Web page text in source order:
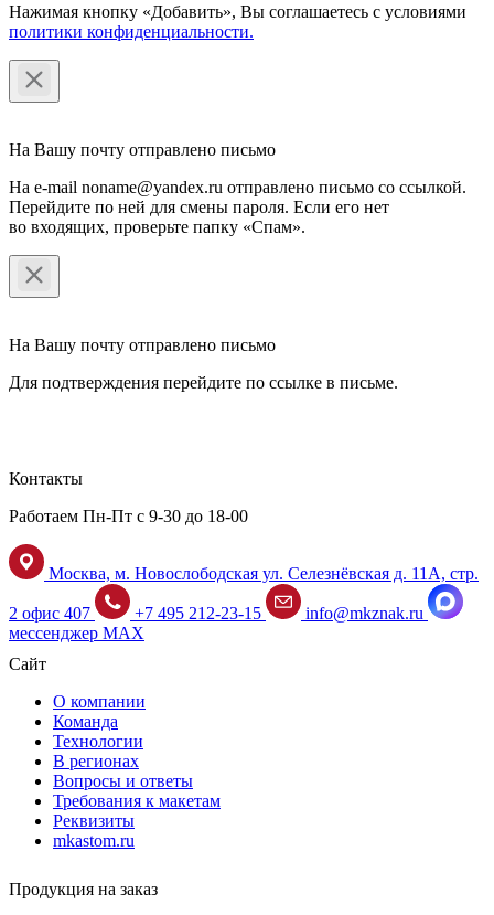
Нажимая кнопку «Добавить», Вы соглашаетесь c условиями
политики конфиденциальности.
На Вашу почту отправлено письмо
На e-mail noname@yandex.ru отправлено письмо со ссылкой.
Перейдите по ней для смены пароля. Если его нет
во входящих, проверьте папку «Спам».
На Вашу почту отправлено письмо
Для подтверждения перейдите по ссылке в письме.
Контакты
Работаем Пн-Пт с 9-30 до 18-00
Москва, м. Новослободская ул. Селезнёвская д. 11А, стр.
2 офис 407 +7 495 212-23-15
info@mkznak.ru
мессенджер MAX
Сайт
О компании
Команда
Технологии
В регионах
Вопросы и ответы
Требования к макетам
Реквизиты
mkastom.ru
Продукция на заказ